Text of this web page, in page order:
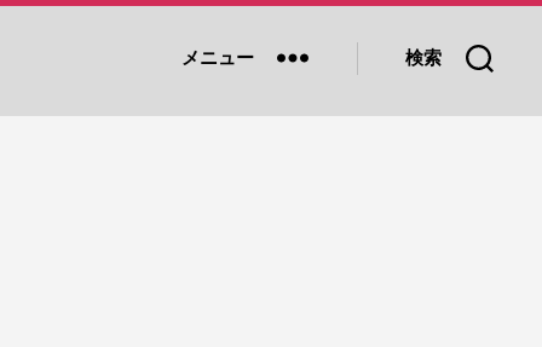
メニュー 検索